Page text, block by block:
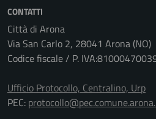
CONTATTI
Città di Arona
Via San Carlo 2, 28041 Arona (NO)
Codice fiscale / P.
Ufficio Protocollo, Centralino, Urp
PEC: